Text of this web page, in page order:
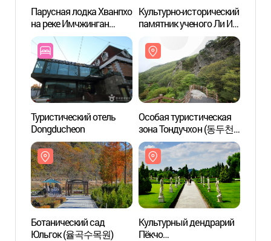
Парусная лодка Хванпхо
на реке Имчжинган
(임진강 황포돛배)
Культурно-исторический
памятник ученого Ли И
(파주이이유적)
Туристический отель
Dongducheon
Особая туристическая
зона Тондучхон (동두천
관광특구)
Ботанический сад
Юльгок (율곡수목원)
Культурный дендрарий
Пёкчо